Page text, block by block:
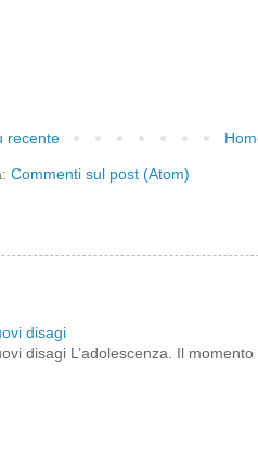
recente
Commenti sul post (Atom)
disagi
disagi L’adolescenza. Il